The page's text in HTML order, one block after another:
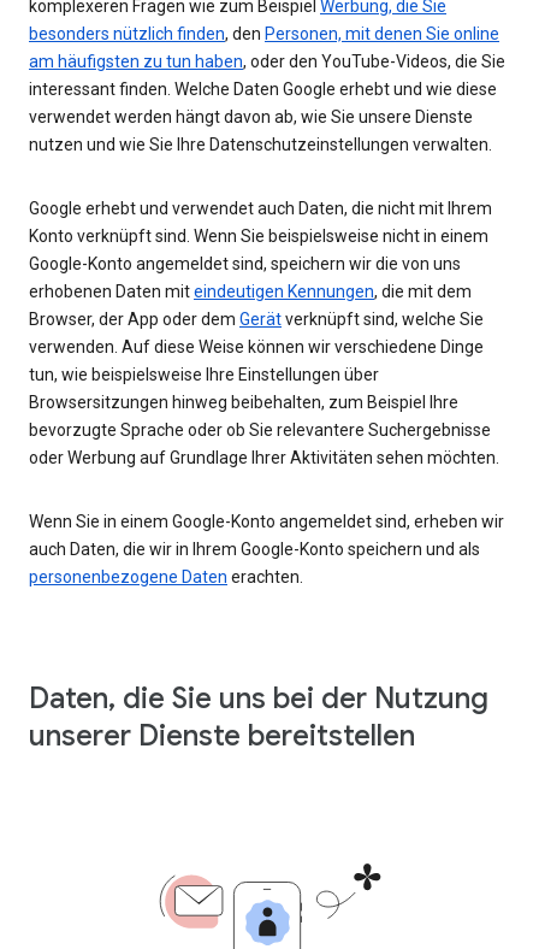
komplexeren Fragen wie zum Beispiel Werbung, die Sie
besonders nützlich finden, den Personen, mit denen Sie online
am häufigsten zu tun haben, oder den YouTube-Videos, die Sie
interessant finden. Welche Daten Google erhebt und wie diese
verwendet werden hängt davon ab, wie Sie unsere Dienste
nutzen und wie Sie Ihre Datenschutzeinstellungen verwalten.
Google erhebt und verwendet auch Daten, die nicht mit Ihrem
Konto verknüpft sind. Wenn Sie beispielsweise nicht in einem
Google-Konto angemeldet sind, speichern wir die von uns
erhobenen Daten miteindeutigen Kennungen, die mit dem
Browser, der App oder dem Gerätverknüpft sind, welche Sie
verwenden. Auf diese Weise können wir verschiedene Dinge
tun, wie beispielsweise Ihre Einstellungen über
Browsersitzungen hinweg beibehalten, zum Beispiel Ihre
bevorzugte Sprache oder ob Sie relevantere Suchergebnisse
oder Werbung auf Grundlage Ihrer Aktivitäten sehen möchten.
Wenn Sie in einem Google-Konto angemeldet sind, erheben wir
auch Daten, die wir in Ihrem Google-Konto speichern und als
personenbezogene Daten erachten.
Daten, die Sie uns bei der Nutzung
unserer Dienste bereitstellen